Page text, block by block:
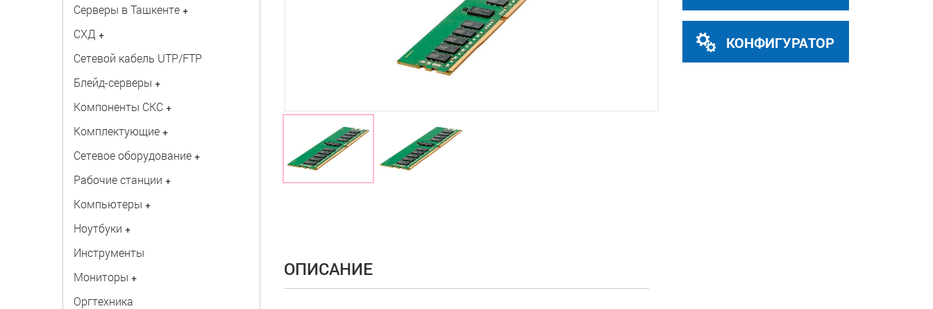
Серверы в Ташкенте +
СХД +
Сетевой кабель UTP/FTP
Блейд-серверы +
Компоненты СКС +
Комплектующие +
Сетевое оборудование +
Рабочие станции +
Компьютеры +
Ноутбуки +
Инструменты
Мониторы +
Оргтехника
КОНФИГУРАТОР
ОПИСАНИЕ